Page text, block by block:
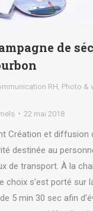
de
RH Photo &
22 mai 2018
Création et diffusion
destinée au
de transport. À la
choix s’est porté sur
5 min 30 sec afin